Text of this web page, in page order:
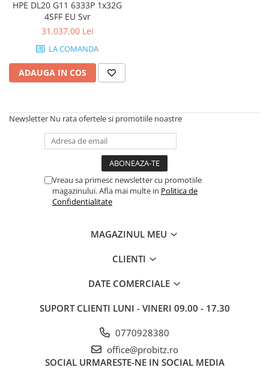
Componente Renew/Refurbished
Placi de baza REFURBISHED
Placi VIDEO
PC All-in-One
Calculatoare All-in-One RENEW
Componente All-in-One
Monitoare
Monitoare Refurbished
Monitoare Renew
Carcase server
HPE DL20 G11 6333P 1x32G
4SFF EU Svr
31.037,00 Lei
LA COMANDA
ADAUGA IN COS
Newsletter Nu rata ofertele si promotiile noastre
Vreau sa primesc newsletter cu promotiile
magazinului. Afla mai multe in Politica de
Confidentialitate
MAGAZINUL MEU
CLIENTI
DATE COMERCIALE
SUPORT CLIENTI LUNI - VINERI 09.00 - 17.30
0770928380
office@probitz.ro
SOCIAL URMARESTE-NE IN SOCIAL MEDIA